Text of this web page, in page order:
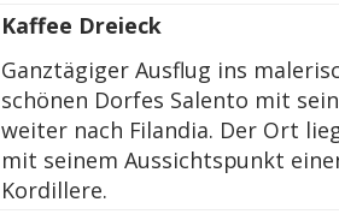
Kaffee Dreieck
Ganztägiger Ausflug ins
schönen Dorfes Salento mit
weiter nach Filandia. Der Ort
mit seinem Aussichtspunkt
Kordillere.